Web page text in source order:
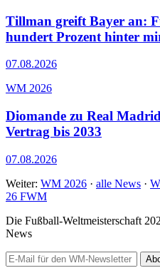
Tillman greift Bayer an:
hundert Prozent hinter
07.08.2026
WM 2026
Diomande zu Real
Vertrag bis 2033
07.08.2026
Weiter: WM 2026 · alle News ·
26 FWM
Die Fußball-Weltmeisterschaft
News